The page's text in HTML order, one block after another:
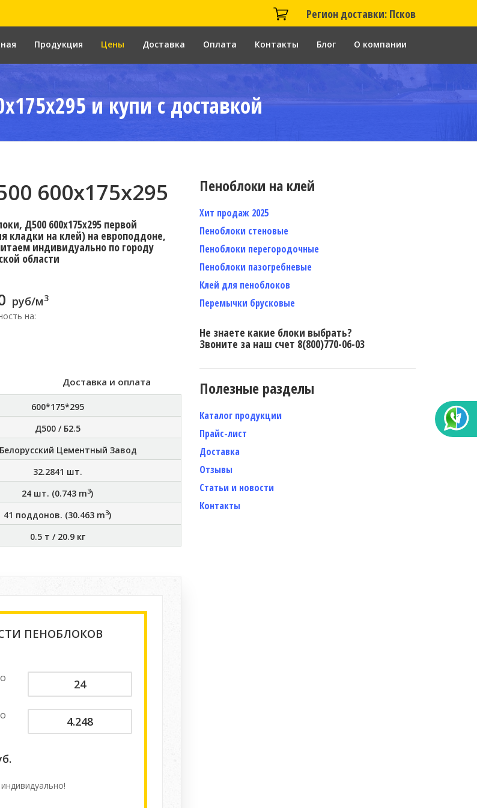
Регион доставки: Псков
Продукция Цены Доставка Оплата Контакты Блог О компании
и купи с доставкой
600x175x295
Д500 600x175x295 первой
кладки на клей) на европоддоне,
индивидуально по городу
области
руб/м3
на:
Доставка и оплата
600*175*295
Д500 / Б2.5
Цементный Завод
32.2841 шт.
24 шт. (0.743 m3)
41 поддонов. (30.463 m3)
0.5 т / 20.9 кг
ПЕНОБЛОКОВ
Пеноблоки на клей
Хит продаж 2025
Пеноблоки стеновые
Пеноблоки перегородочные
Пеноблоки пазогребневые
Клей для пеноблоков
Перемычки брусковые
Не знаете какие блоки выбрать?
Звоните за наш счет 8(800)770-06-03
Полезные разделы
Каталог продукции
Прайс-лист
Доставка
Отзывы
Статьи и новости
Контакты